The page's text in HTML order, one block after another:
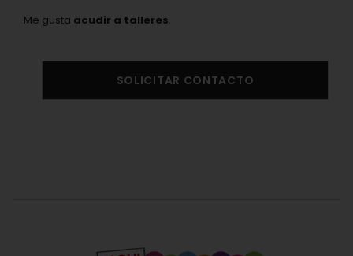
Me gusta acudir a talleres.
SOLICITAR CONTACTO